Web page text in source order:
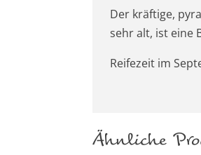
Der kräftige,
sehr alt, ist eine
Reifezeit im
Ähnliche